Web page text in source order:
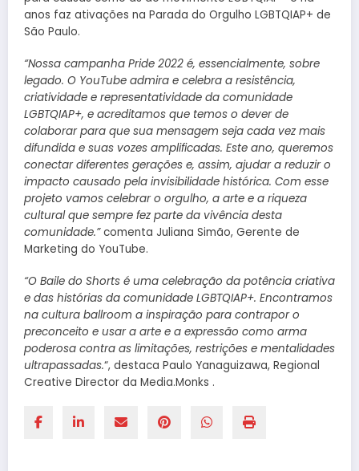
anos faz ativações na Parada do Orgulho LGBTQIAP+ de
São Paulo.
“Nossa campanha Pride 2022 é, essencialmente, sobre
legado. O YouTube admira e celebra a resistência,
criatividade e representatividade da comunidade
LGBTQIAP+, e acreditamos que temos o dever de
colaborar para que sua mensagem seja cada vez mais
difundida e suas vozes amplificadas. Este ano, queremos
conectar diferentes gerações e, assim, ajudar a reduzir o
impacto causado pela invisibilidade histórica. Com esse
projeto vamos celebrar o orgulho, a arte e a riqueza
cultural que sempre fez parte da vivência desta
comunidade.”comenta Juliana Simão, Gerente de
Marketing do YouTube.
“​​O Baile do Shorts é uma celebração da potência criativa
e das histórias da comunidade LGBTQIAP+. Encontramos
na cultura ballroom a inspiração para contrapor o
preconceito e usar a arte e a expressão como arma
poderosa contra as limitações, restrições e mentalidades
ultrapassadas.“, destaca Paulo Yanaguizawa, Regional
Creative Director da Media.Monks .